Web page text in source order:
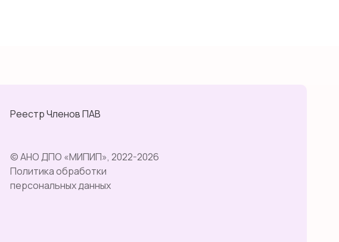
Политика обработки
персональных данных
© АНО ДПО «МИПИП», 2022-2026
Реестр Членов ПАВ